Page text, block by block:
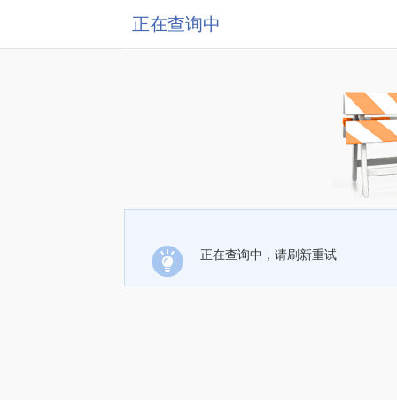
正在查询中
正在查询中，请刷新重试